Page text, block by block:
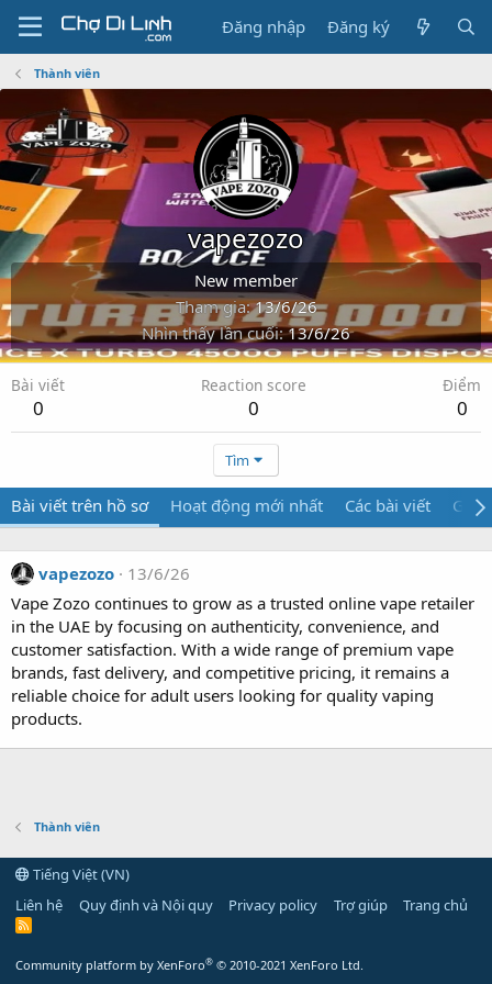
Đăng nhập Đăng ký
Thành viên
vapezozo
New member
Tham gia 13/6/26
Nhìn thấy lần cuối 13/6/26
Bài viết
0
Reaction score
0
Điểm
0
Tìm
Bài viết trên hồ sơ Hoạt động mới nhất Các bài viết Giới
vapezozo
13/6/26
Vape Zozo continues to grow as a trusted online vape retailer
in the UAE by focusing on authenticity, convenience, and
customer satisfaction. With a wide range of premium vape
brands, fast delivery, and competitive pricing, it remains a
reliable choice for adult users looking for quality vaping
products.
Thành viên
Tiếng Việt (VN)
Liên hệ
Quy định và Nội quy Privacy policy Trợ giúp Trang chủ
R
Community platform by XenForo® © 2010-2021 XenForo Ltd.